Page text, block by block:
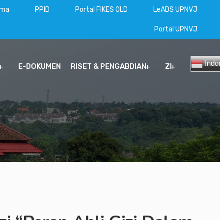
PPID Portal FIKES OLD LeADS UPNVJ
Portal UPNVJ
E-DOKUMEN RISET & PENGABDIAN ZI